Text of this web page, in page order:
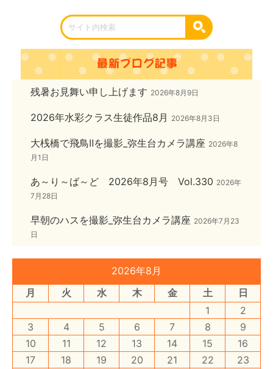
残暑お見舞い申し上げます 2026年8月9日
2026年水彩クラス生徒作品8月 2026年8月3日
大桟橋で飛鳥Ⅱを撮影_弥生台カメラ講座 2026年8
月1日
あ～り～ば～ど 2026年8月号 Vol.330 2026年
7月28日
早朝のハスを撮影_弥生台カメラ講座 2026年7月23
日
2026年8月
月
火 水 木 金 土
日
1
2
3
4 5 6 7 8
9
10
11 12 13 14 15
16
17
18 19 20 21 22
23